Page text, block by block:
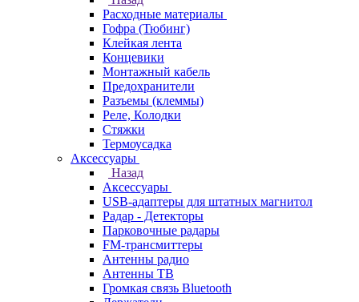
Расходные материалы
Гофра (Тюбинг)
Клейкая лента
Концевики
Монтажный кабель
Предохранители
Разъемы (клеммы)
Реле, Колодки
Стяжки
Термоусадка
Аксессуары
Назад
Аксессуары
USB-адаптеры для штатных магнитол
Радар - Детекторы
Парковочные радары
FM-трансмиттеры
Антенны радио
Антенны ТВ
Громкая связь Bluetooth